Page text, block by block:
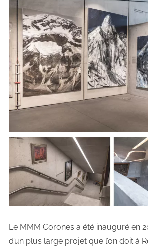
Le MMM Corones a été inauguré en
d’un plus large projet que l’on doit à